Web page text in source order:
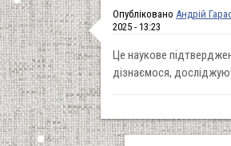
Опубліковано Андрій
2025 - 13:23
Це наукове
дізнаємося,